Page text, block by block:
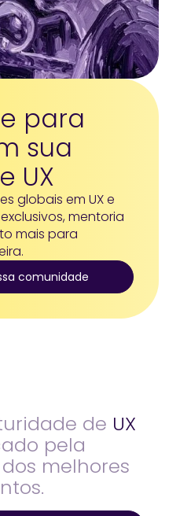
para
sua
UX
globais em UX e
mentoria
mais para
comunidade
de UX
pela
dos melhores